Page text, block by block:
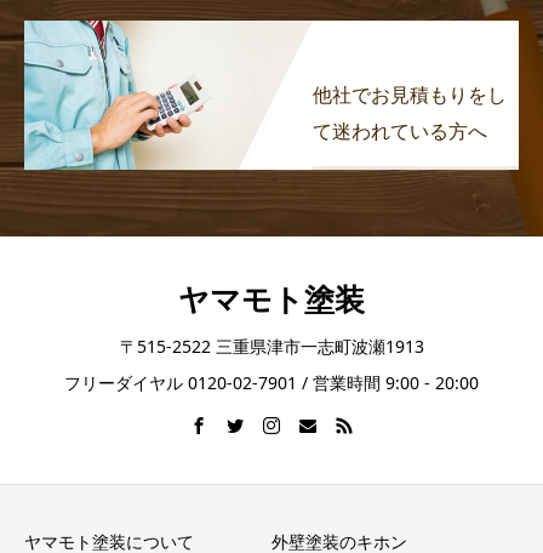
他社でお見積もりをし
て迷われている方へ
ヤマモト塗装
〒515-2522 三重県津市一志町波瀬1913
フリーダイヤル 0120-02-7901 / 営業時間 9:00 - 20:00
ヤマモト塗装について 外壁塗装のキホン